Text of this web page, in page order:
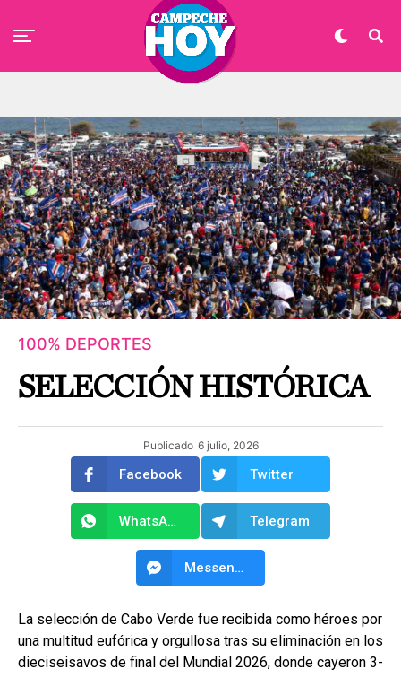
100% DEPORTES
SELECCIÓN HISTÓRICA
Publicado 6 julio, 2026
Facebook Twitter
WhatsApp Telegram
Messenger
La selección de Cabo Verde fue recibida como héroes por
una multitud eufórica y orgullosa tras su eliminación en los
dieciseisavos de final del Mundial 2026, donde cayeron 3-